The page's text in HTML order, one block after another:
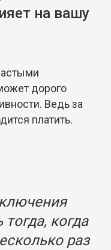
на вашу
дорого
Ведь за
платить.
когда
раз